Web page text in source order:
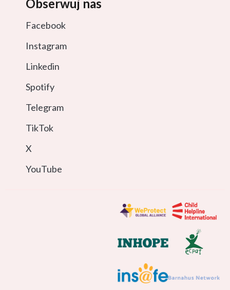
Obserwuj nas
Facebook
Instagram
Linkedin
Spotify
Telegram
TikTok
X
YouTube